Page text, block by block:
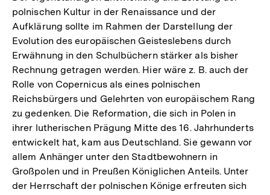
polnischen Kultur in der Renaissance und der
Aufklärung sollte im Rahmen der Darstellung der
Evolution des europäischen Geisteslebens durch
Erwähnung in den Schulbüchern stärker als bisher
Rechnung getragen werden. Hier wäre z. B. auch der
Rolle von Copernicus als eines polnischen
Reichsbürgers und Gelehrten von europäischem Rang
zu gedenken. Die Reformation, die sich in Polen in
ihrer lutherischen Prägung Mitte des 16. Jahrhunderts
entwickelt hat, kam aus Deutschland. Sie gewann vor
allem Anhänger unter den Stadtbewohnern in
Großpolen und in Preußen Königlichen Anteils. Unter
der Herrschaft der polnischen Könige erfreuten sich